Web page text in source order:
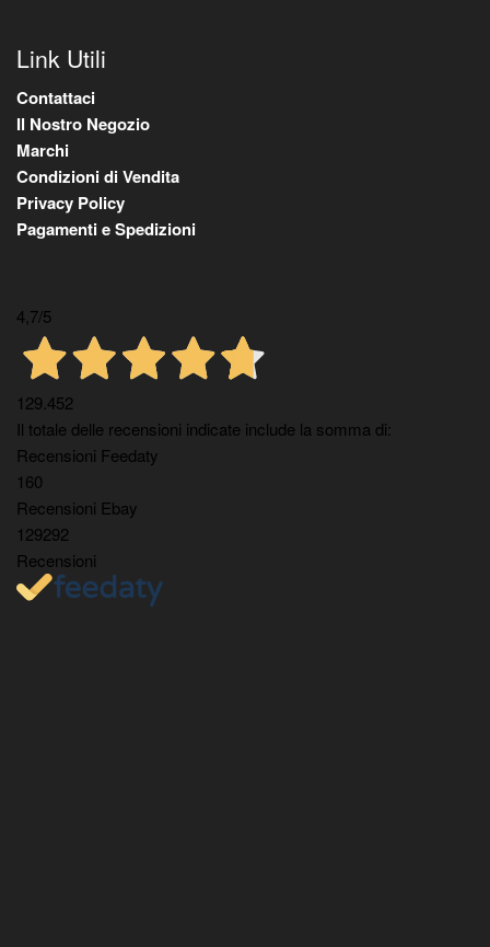
Link Utili
Contattaci
Il Nostro Negozio
Marchi
Condizioni di Vendita
Privacy Policy
Pagamenti e Spedizioni
4,7/5
129.452
Il totale delle recensioni indicate include la somma di:
Recensioni Feedaty
160
Recensioni Ebay
129292
Recensioni